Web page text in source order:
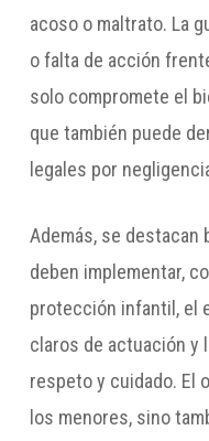
acoso o maltrato. La
o falta de acción
solo compromete el
que también puede
legales por
Además, se
deben implementar,
protección infantil, el
claros de actuación y
respeto y cuidado. El
los menores, sino